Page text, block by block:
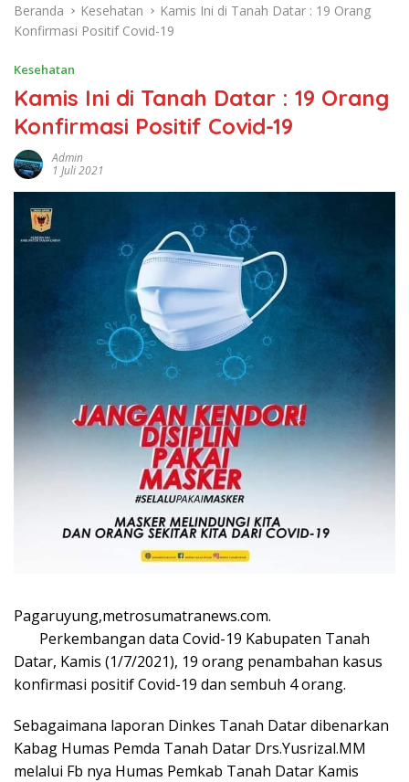
Beranda Kesehatan
Kamis Ini di Tanah Datar : 19 Orang
Konfirmasi Positif Covid-19
Kesehatan
Kamis Ini di Tanah Datar : 19 Orang
Konfirmasi Positif Covid-19
Admin
1 Juli 2021
Pagaruyung,metrosumatranews.com.
Perkembangan data Covid-19 Kabupaten Tanah
Datar, Kamis (1/7/2021), 19 orang penambahan kasus
konfirmasi positif Covid-19 dan sembuh 4 orang.
Sebagaimana laporan Dinkes Tanah Datar dibenarkan
Kabag Humas Pemda Tanah Datar Drs.Yusrizal.MM
melalui Fb nya Humas Pemkab Tanah Datar Kamis